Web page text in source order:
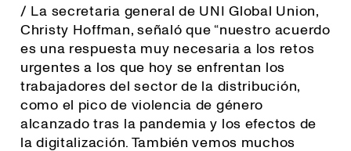
/ La secretaria general de UNI Global Union,
Christy Hoffman, señaló que “nuestro acuerdo
es una respuesta muy necesaria a los retos
urgentes a los que hoy se enfrentan los
trabajadores del sector de la distribución,
como el pico de violencia de género
alcanzado tras la pandemia y los efectos de
la digitalización. También vemos muchos